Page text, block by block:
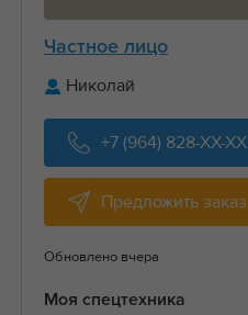
Частное лицо
Николай
+7 (964) 828-XX-XX
Предложить заказ
Обновлено вчера
Моя спецтехника